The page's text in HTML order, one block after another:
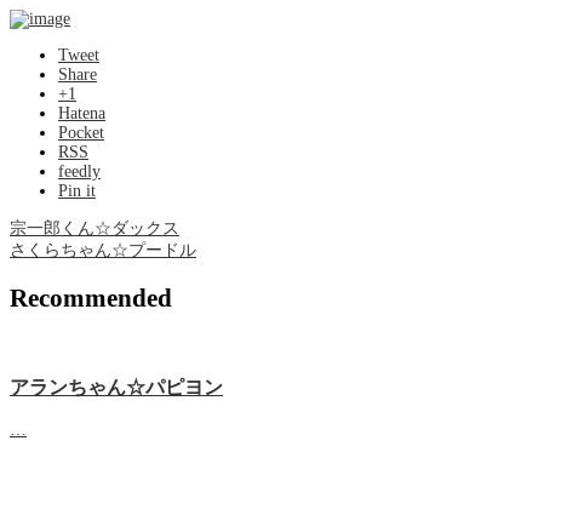
Tweet
Share
+1
Hatena
Pocket
RSS
feedly
Pin it
宗一郎くん☆ダックス
さくらちゃん☆プードル
Recommended
アランちゃん☆パピヨン